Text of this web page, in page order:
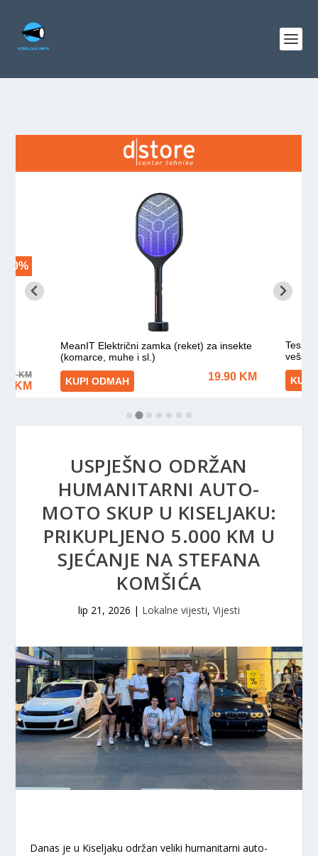
USPJEŠNO ODRŽAN
HUMANITARNI AUTO-
MOTO SKUP U KISELJAKU:
PRIKUPLJENO 5.000 KM U
SJEĆANJE NA STEFANA
KOMŠIĆA
lip 21, 2026 | Lokalne vijesti, Vijesti
Danas je u Kiseljaku održan veliki humanitarni auto-